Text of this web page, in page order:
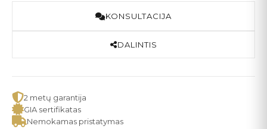
KONSULTACIJA
DALINTIS
2 metų garantija
GIA sertifikatas
Nemokamas pristatymas